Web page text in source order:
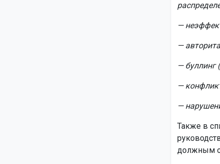
—
—
— буллинг
—
—
Также в
должным